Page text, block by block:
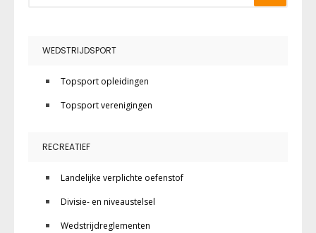
WEDSTRIJDSPORT
Topsport opleidingen
Topsport verenigingen
RECREATIEF
Landelijke verplichte oefenstof
Divisie- en niveaustelsel
Wedstrijdreglementen